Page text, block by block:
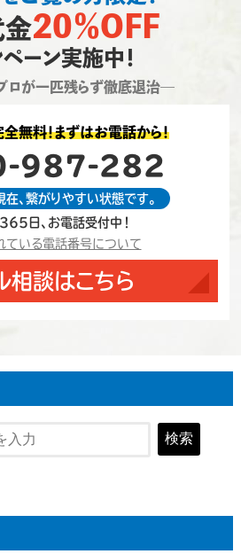
金20％OFF
ペーン実施中！
ロが一匹残らず徹底退治―
全無料！まずはお電話から！
987-282
、繋がりやすい状態です。
日、お電話受付中！
いる電話番号について
相談はこちら
検索